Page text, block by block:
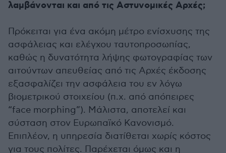
λαμβάνονται και από τις Αστυνομικές Αρχές;
Πρόκειται για ένα ακόμη μέτρο ενίσχυσης της
ασφάλειας και ελέγχου ταυτοπροσωπίας,
καθώς η δυνατότητα λήψης φωτογραφίας των
αιτούντων απευθείας από τις Αρχές έκδοσης
εξασφαλίζει την ασφάλεια του εν λόγω
βιομετρικού στοιχείου (π.χ. από απόπειρες
“face morphing”). Μάλιστα, αποτελεί και
σύσταση στον Ευρωπαϊκό Κανονισμό.
Επιπλέον, η υπηρεσία διατίθεται χωρίς κόστος
για τους πολίτες. Παρέχεται όμως και η